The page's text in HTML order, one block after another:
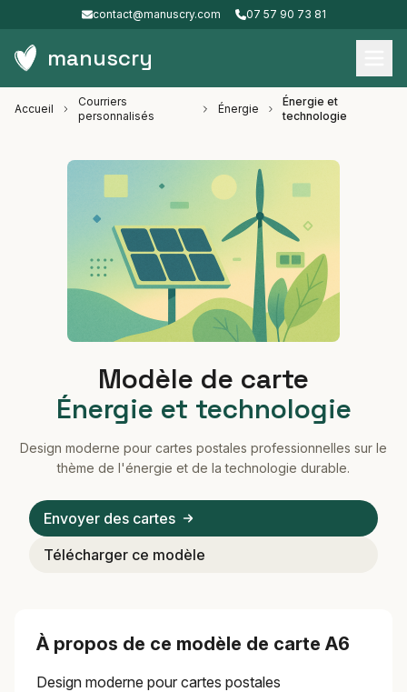
contact@manuscry.com 07 57 90 73 81
manuscry
Accueil
Courriers
personnalisés
Énergie
Énergie et
technologie
Modèle de carte
Énergie et technologie
Design moderne pour cartes postales professionnelles sur le
thème de l'énergie et de la technologie durable.
Envoyer des cartes
Télécharger ce modèle
À propos de ce modèle de carte A6
Design moderne pour cartes postales